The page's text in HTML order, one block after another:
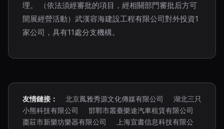
理。 （依法須經審批的項目，經相關部門審批后方可
開展經營活動）武漢容海建設工程有限公司對外投資1
家公司，具有11處分支機構。
友情鏈接： 北京鳳雅秀源文化傳媒有限公司
湖北三只
小熊科技有限公司
邯鄲市叢臺樂途汽車租賃有限公司
棗莊市新樂坊樂器有限公司
上海宜書信息科技有限公